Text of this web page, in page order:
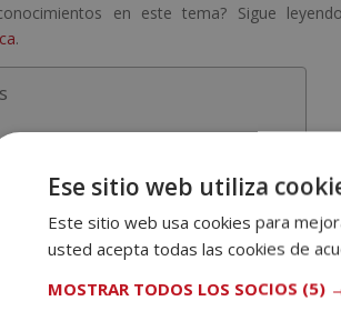
en este tema? Sigue
.
medioambientales que más afectan?
de basura
la tierra
del agua
problemas de contaminación
Ese sitio web utiliza
Este sitio web usa cookies para
usted acepta todas las cookies de
MOSTRAR TODOS LOS SOCIOS (5)